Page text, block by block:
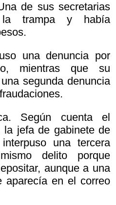
de sus secretarias
trampa y había
una denuncia por
mientras que su
segunda denuncia
Según cuenta el
la jefa de gabinete de
una tercera
delito porque
aunque a una
aparecía en el correo